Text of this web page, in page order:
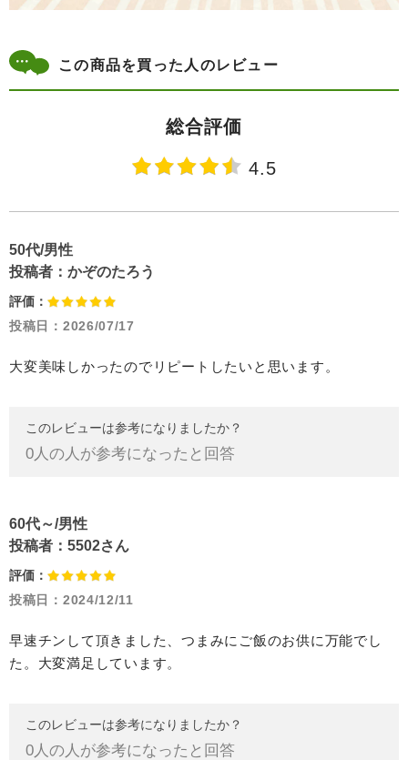
この商品を買った人のレビュー
総合評価
4.5
50代/男性
投稿者： かぞのたろう
評価：
投稿日： 2026/07/17
大変美味しかったのでリピートしたいと思います。
このレビューは参考になりましたか？
0人の人が参考になったと回答
60代～/男性
投稿者： 5502さん
評価：
投稿日： 2024/12/11
早速チンして頂きました、つまみにご飯のお供に万能でし
た。大変満足しています。
このレビューは参考になりましたか？
0人の人が参考になったと回答